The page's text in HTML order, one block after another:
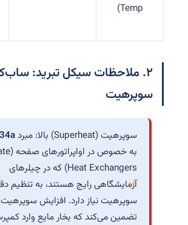
Temp)
۲. ملاحظات سیکل تبرید:
سوپرهیت
سوپرهیت (Superheat) بالا: مبرد
R-134a
به خصوص در اواپراتورهای صفحه (Plate
Heat Exchangers) که در چیلرهای
آزمایشگاهی رایج هستند، به تنظیم دقیق
سوپرهیت نیاز دارد. افزایش سوپرهیت
تضمین می‌کند که بخار مایع وارد کمپرسور